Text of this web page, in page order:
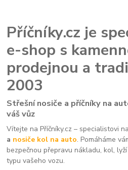
Příčníky.cz je
e-shop s
prodejnou a
2003
Střešní nosiče a příčníky na
váš vůz
Vítejte na Příčníky.cz – specialistovi na
a nosiče kol na auto. Pomáháme
bezpečnou přepravu nákladu, kol,
typu vašeho vozu.